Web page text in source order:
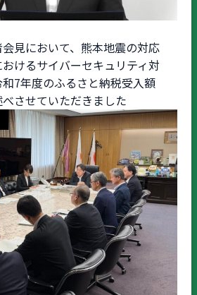
見において、熊本地震の対応
けるサイバーセキュリティ対
7年度のふるさと納税受入額
させていただきました